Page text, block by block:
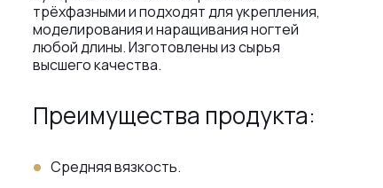
трёхфазными и подходят для укрепления,
моделирования и наращивания ногтей
любой длины. Изготовлены из сырья
высшего качества.
Преимущества продукта:
Средняя вязкость.